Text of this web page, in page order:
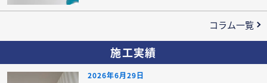
コラム一覧
施工実績
2026年6月29日